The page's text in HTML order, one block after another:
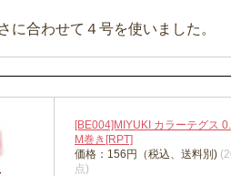
に合わせて４号を使いました。
[BE004]MIYUKI カラーテグス
M巻き[RPT]
価格：156円（税込、送料別)
点)